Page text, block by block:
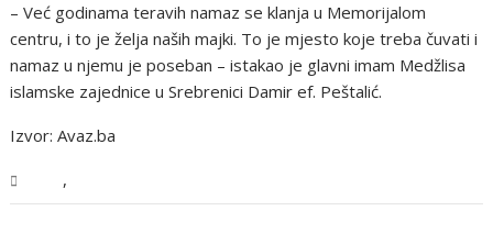
– Već godinama teravih namaz se klanja u Memorijalom
centru, i to je želja naših majki. To je mjesto koje treba čuvati i
namaz u njemu je poseban – istakao je glavni imam Medžlisa
islamske zajednice u Srebrenici Damir ef. Peštalić.
Izvor: Avaz.ba
,